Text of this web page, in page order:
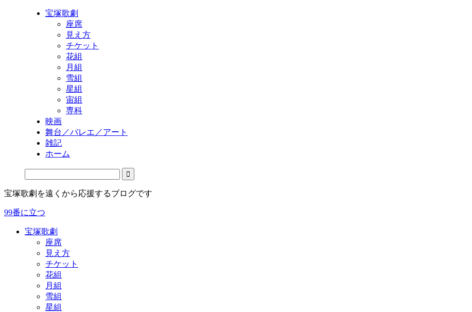
宝塚歌劇
座席
見え方
チケット
花組
月組
雪組
星組
宙組
専科
映画
舞台／バレエ／アート
雑記
ホーム
宝塚歌劇を遠くから応援するブログです
99番に立つ
宝塚歌劇
座席
見え方
チケット
花組
月組
雪組
星組